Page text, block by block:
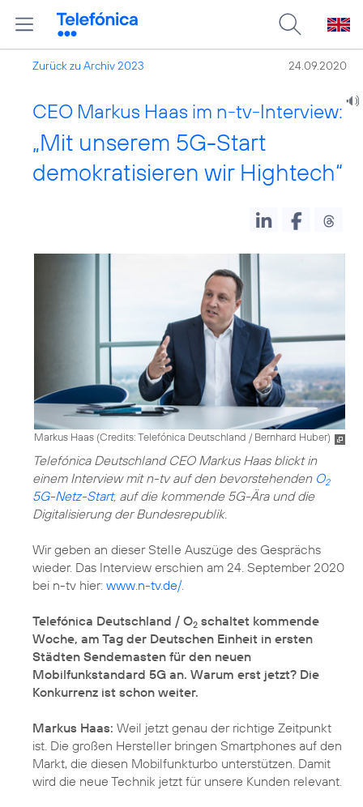
Zurück zu Archiv 2023 24.09.2020
CEO Markus Haas im n-tv-Interview:
„Mit unserem 5G-Start
demokratisieren wir Hightech“
Markus Haas (Credits: Telefónica Deutschland / Bernhard Huber)
Telefónica Deutschland CEO Markus Haas blickt in
einem Interview mit n-tv auf den bevorstehenden O2
5G-Netz-Start, auf die kommende 5G-Ära und die
Digitalisierung der Bundesrepublik.
Wir geben an dieser Stelle Auszüge des Gesprächs
wieder. Das Interview erschien am 24. September 2020
bei n-tv hier: www.n-tv.de/.
Telefónica Deutschland / O2 schaltet kommende
Woche, am Tag der Deutschen Einheit in ersten
Städten Sendemasten für den neuen
Mobilfunkstandard 5G an. Warum erst jetzt? Die
Konkurrenz ist schon weiter.
Markus Haas: Weil jetzt genau der richtige Zeitpunkt
ist. Die großen Hersteller bringen Smartphones auf den
Markt, die diesen Mobilfunkturbo unterstützen. Damit
wird die neue Technik jetzt für unsere Kunden relevant.